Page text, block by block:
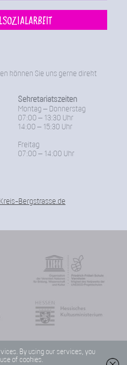
können Sie uns gerne direkt
Sekretariatszeiten
Montag – Donnerstag
07:00 – 13:30 Uhr
14:00 – 15:30 Uhr
Freitag
07:00 – 14:00 Uhr
Bergstrasse.de
By using our services, you
of cookies.